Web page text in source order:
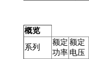
概览
系列
额定
功率
额定
电压